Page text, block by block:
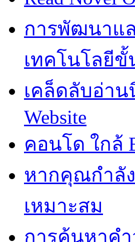
การพัฒนาแล
เทคโนโลยีขั้
เคล็ดลับอ่า
Website
คอนโด ใกล้
หากคุณกำลัง
เหมาะสม
การค้นหาคำ